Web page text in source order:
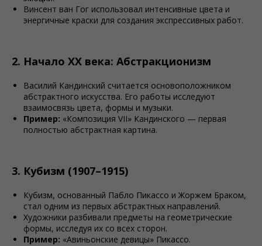
Винсент ван Гог использовал интенсивные цвета и
энергичные краски для создания экспрессивных работ.
2. Начало XX века: Абстракционизм
Василий Кандинский считается основоположником
абстрактного искусства. Его работы исследуют
взаимосвязь цвета, формы и музыки.
Пример: «Композиция VII» Кандинского — первая
полностью абстрактная картина.
3. Кубизм (1907–1915)
Кубизм, основанный Пабло Пикассо и Жоржем Браком,
стал одним из первых абстрактных направлений.
Художники разбивали предметы на геометрические
формы, исследуя их со всех сторон.
Пример: «Авиньонские девицы» Пикассо.